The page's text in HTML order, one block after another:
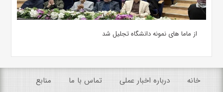
از ماما های نمونه دانشگاه تجلیل شد
خانه درباره اخبار عملی تماس با ما منابع